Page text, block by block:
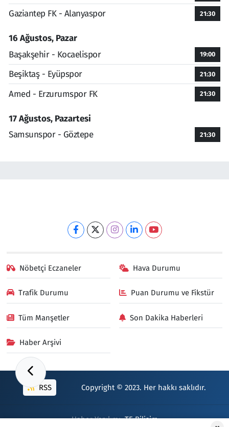
Gaziantep FK - Alanyaspor 21:30
16 Ağustos, Pazar
Başakşehir - Kocaelispor
19:00
Beşiktaş - Eyüpspor 21:30
Amed - Erzurumspor FK 21:30
17 Ağustos, Pazartesi
Samsunspor - Göztepe
21:30
Nöbetçi Eczaneler Hava Durumu
Trafik Durumu Puan Durumu ve Fikstür
Tüm Manşetler Son Dakika Haberleri
Haber Arşivi
RSS Copyright © 2023. Her hakkı saklıdır.
Haber Yazılımı:TE Bilişim